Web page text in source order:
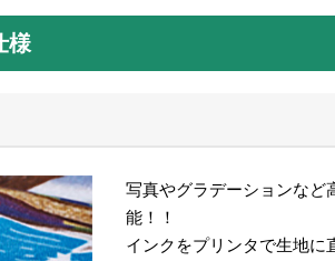
様
写真やグラデーションなど
能！！
インクをプリンタで生地